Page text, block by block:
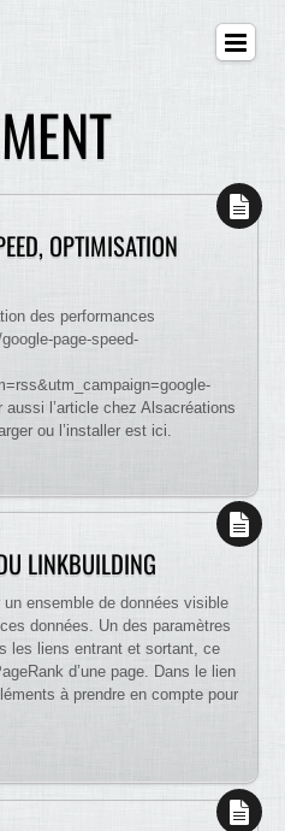
OPTIMISATION
des performances
page-speed-
l’article chez Alsacréations
ou l’installer est ici.
LINKBUILDING
ensemble de données visible
données. Un des paramètres
les liens entrant et sortant, ce
d’une page. Dans le lien
à prendre en compte pour